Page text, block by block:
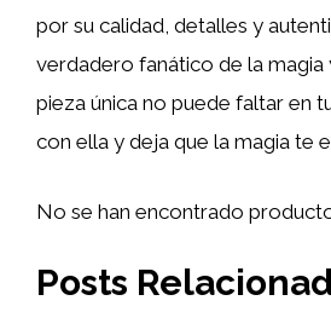
por su calidad, detalles y
verdadero fanático de la magia
pieza única no puede faltar en
con ella y deja que la magia te
No se han encontrado
Posts